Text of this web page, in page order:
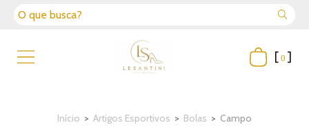
[ 0 ]
Início > Artigos Esportivos > Bolas > Campo